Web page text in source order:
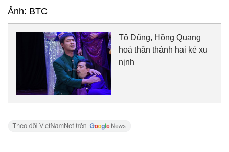
Ảnh: BTC
Tô Dũng, Hồng Quang
hoá thân thành hai kẻ xu
nịnh